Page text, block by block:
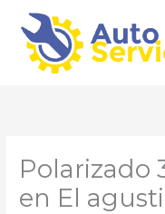
contenido
Polarizado
en El